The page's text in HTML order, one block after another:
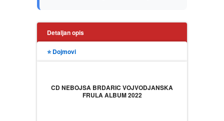
TRILERI
Detaljan opis
⭐ Dojmovi
CD NEBOJSA BRDARIC VOJVODJANSKA
FRULA ALBUM 2022